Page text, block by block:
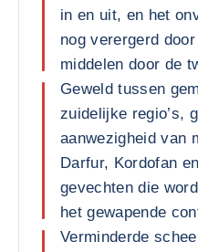
in en uit, en het
nog verergerd
middelen door de
Geweld tussen
zuidelijke regio’s,
aanwezigheid van
Darfur, Kordofan
gevechten die
het gewapende
Verminderde